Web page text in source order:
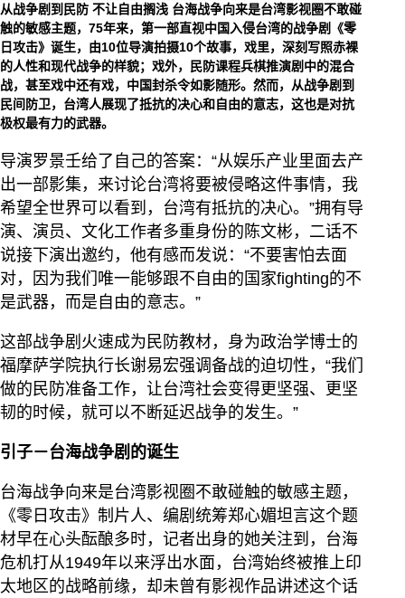
从战争剧到民防 不让自由搁浅 台海战争向来是台湾影视圈不敢碰
触的敏感主题，75年来，第一部直视中国入侵台湾的战争剧《零
日攻击》诞生，由10位导演拍摄10个故事，戏里，深刻写照赤裸
的人性和现代战争的样貌；戏外，民防课程兵棋推演剧中的混合
战，甚至戏中还有戏，中国封杀令如影随形。然而，从战争剧到
民间防卫，台湾人展现了抵抗的决心和自由的意志，这也是对抗
极权最有力的武器。
导演罗景壬给了自己的答案：“从娱乐产业里面去产
出一部影集，来讨论台湾将要被侵略这件事情，我
希望全世界可以看到，台湾有抵抗的决心。”拥有导
演、演员、文化工作者多重身份的陈文彬，二话不
说接下演出邀约，他有感而发说：“不要害怕去面
对，因为我们唯一能够跟不自由的国家fighting的不
是武器，而是自由的意志。”
这部战争剧火速成为民防教材，身为政治学博士的
福摩萨学院执行长谢易宏强调备战的迫切性，“我们
做的民防准备工作，让台湾社会变得更坚强、更坚
韧的时候，就可以不断延迟战争的发生。”
引子－台海战争剧的诞生
台海战争向来是台湾影视圈不敢碰触的敏感主题，
《零日攻击》制片人、编剧统筹郑心媚坦言这个题
材早在心头酝酿多时，记者出身的她关注到，台海
危机打从1949年以来浮出水面，台湾始终被推上印
太地区的战略前缘，却未曾有影视作品讲述这个话